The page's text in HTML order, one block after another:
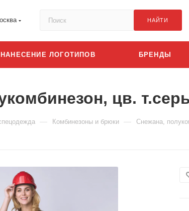
НАЙТИ
НАНЕСЕНИЕ ЛОГОТИПОВ БРЕНДЫ
цв.
— Комбинезоны и брюки — Снежана,